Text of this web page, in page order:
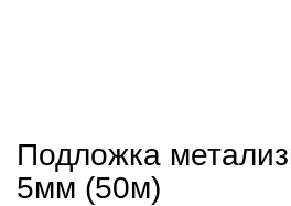
Подложка
5мм (50м)